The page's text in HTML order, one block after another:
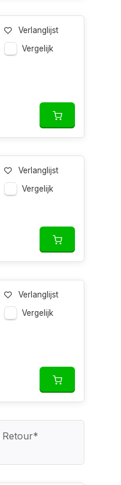
Verlanglijst
Vergelijk
Verlanglijst
Vergelijk
Verlanglijst
Vergelijk
Retour*